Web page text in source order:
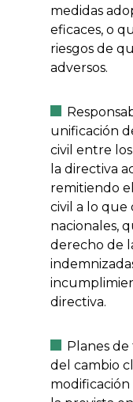
medidas
eficaces, o
riesgos de
adversos.
unificación
civil entre
la directiva
remitiendo
civil a lo que
nacionales,
derecho de
directiva.
Planes de
del cambio
modificación